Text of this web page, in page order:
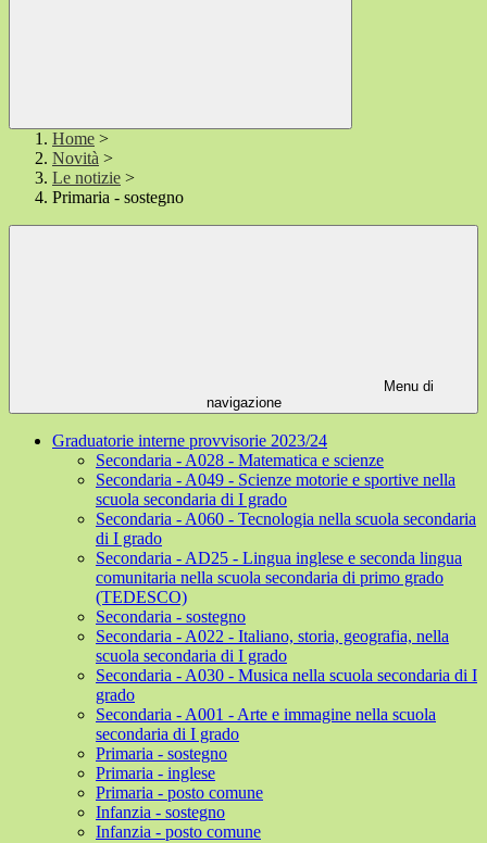
Home >
Novità >
Le notizie >
Primaria - sostegno
Menu di
navigazione
Graduatorie interne provvisorie 2023/24
Secondaria - A028 - Matematica e scienze
Secondaria - A049 - Scienze motorie e sportive nella
scuola secondaria di I grado
Secondaria - A060 - Tecnologia nella scuola secondaria
di I grado
Secondaria - AD25 - Lingua inglese e seconda lingua
comunitaria nella scuola secondaria di primo grado
(TEDESCO)
Secondaria - sostegno
Secondaria - A022 - Italiano, storia, geografia, nella
scuola secondaria di I grado
Secondaria - A030 - Musica nella scuola secondaria di I
grado
Secondaria - A001 - Arte e immagine nella scuola
secondaria di I grado
Primaria - sostegno
Primaria - inglese
Primaria - posto comune
Infanzia - sostegno
Infanzia - posto comune